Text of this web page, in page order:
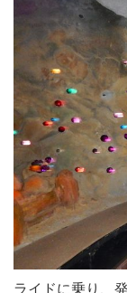
ライドに乗り、